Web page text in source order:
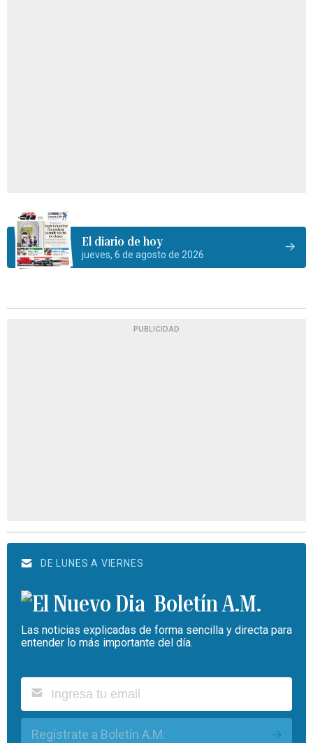
El diario de hoy
jueves, 6 de agosto de 2026
PUBLICIDAD
DE LUNES A VIERNES
Boletín A.M.
Las noticias explicadas de forma sencilla y directa para
entender lo más importante del día.
Regístrate a Boletín A.M.